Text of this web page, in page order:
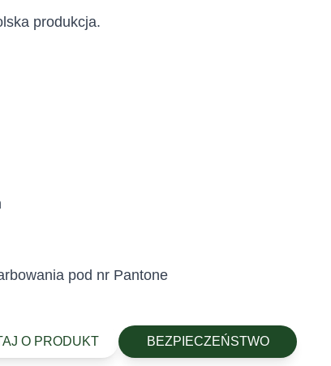
produkcja.
pod nr Pantone
O PRODUKT BEZPIECZEŃSTWO